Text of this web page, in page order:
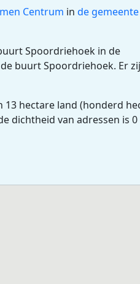
Centrum in de gemeente
Spoordriehoek in de
buurt Spoordriehoek. Er
hectare land (honderd
dichtheid van adressen is 0